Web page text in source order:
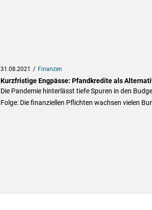
31.08.2021 Finanzen
Kurzfristige Engpässe: Pfandkredite als
Die Pandemie hinterlässt tiefe Spuren in den
Folge: Die finanziellen Pflichten wachsen vielen